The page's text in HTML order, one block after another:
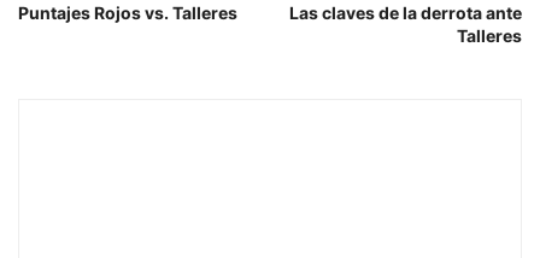
Puntajes Rojos vs. Talleres
Las claves de la derrota ante
Talleres